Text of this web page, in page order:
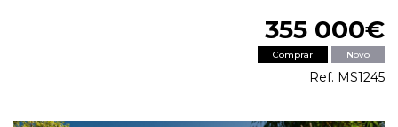
355 000€
Comprar Novo
Ref. MS1245